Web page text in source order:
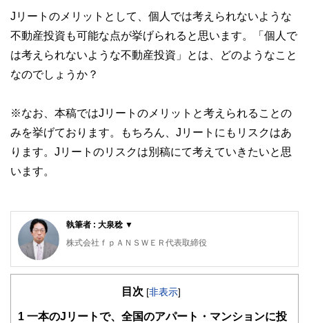
Jリートのメリットとして、個人では考えられないような
不動産投資も可能な点が挙げられると思います。「個人で
は考えられないような不動産投資」とは、どのようなこと
なのでしょうか？
※なお、本稿ではJリートのメリットと考えられることの
みを挙げております。もちろん、Jリートにもリスクはあ
ります。Jリートのリスクは別稿にて考えていきたいと思
います。
執筆者 : 大泉稔 ▼
株式会社ｆｐＡＮＳＷＥＲ代表取締役
専門学校東京スクールオブビジネス非常勤講師
刑務所職員、電鉄系タクシー会社事故係、社会保険庁ねんき
現在に至っています。講師や執筆者として広く情報発信する
目次 [非表示]
1 一本のJリートで、全国のアパート・マンションに投